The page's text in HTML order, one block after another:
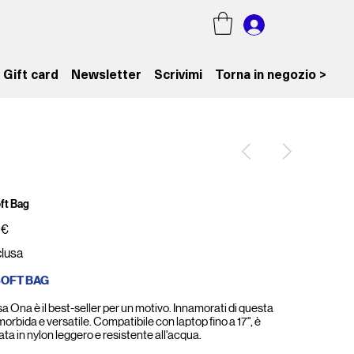
Gift card Newsletter Scrivimi Torna in negozio >
Bag
BAG
Ona è il best-seller per un motivo. Innamorati di questa
e versatile. Compatibile con laptop fino a 17", è
in nylon leggero e resistente all'acqua.